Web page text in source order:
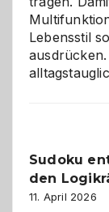
Lebensstil
Sudoku
den
11. April 2026